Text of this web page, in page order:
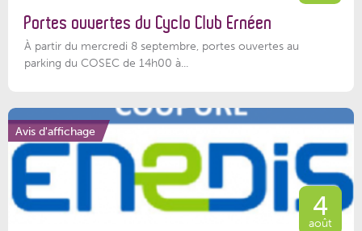
Portes ouvertes du Cyclo Club Ernéen
À partir du mercredi 8 septembre, portes ouvertes au
parking du COSEC de 14h00 à...
Avis d'affichage
4
août